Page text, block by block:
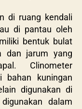
di ruang kendali
di pantau oleh
bentuk bulat
dan jarum yang
Clinometer
bahan kuningan
digunakan di
dalam